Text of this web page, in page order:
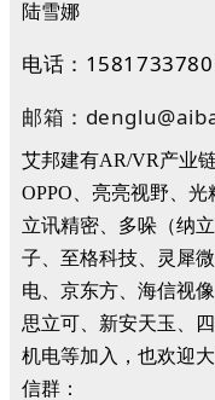
陆雪娜
电话：
邮箱：
艾邦建有AR/VR产业
OPPO、亮亮视野、光
立讯精密、多哚（纳
子、至格科技、灵犀
电、京东方、海信视
思立可、新安天玉、
机电等加入，也欢迎
信群：